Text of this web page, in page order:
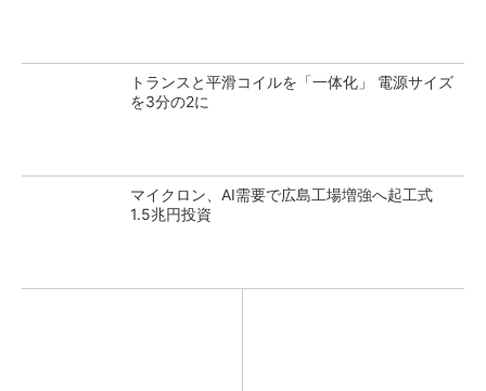
トランスと平滑コイルを「一体化」 電源サイズ
を3分の2に
マイクロン、AI需要で広島工場増強へ起工式
1.5兆円投資